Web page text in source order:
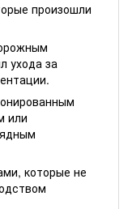
произошли
ухода за
или
которые не